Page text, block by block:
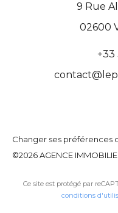
9 Rue
02600
+33
Changer ses préférences
©2026 AGENCE
Ce site est protégé par
conditions